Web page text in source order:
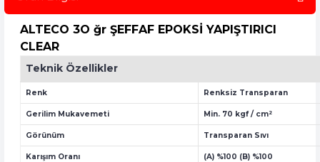
ALTECO 3O ğr ŞEFFAF EPOKSİ YAPIŞTIRICI
CLEAR
Renk Renksiz Transparan
Teknik Özellikler
Gerilim Mukavemeti Min. 70 kgf / cm²
Görünüm Transparan Sıvı
Karışım Oranı (A) %100 (B) %100